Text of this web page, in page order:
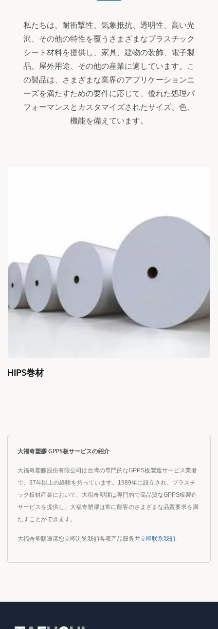
私たちは、耐衝撃性、気象抵抗、透明性、高い光
沢、その他の特性を覆うさまざまなプラスチック
シート材料を提供し、家具、建物の装飾、電子製
品、屋外用途、その他の産業に適しています。こ
の製品は、さまざまな業界のアプリケーションニ
ーズを満たすための要件に応じて、優れた処理パ
フォーマンスとカスタマイズされたサイズ、色、
機能を備えています。
HIPS巻材
大福奇塑膠 GPPS板サービスの紹介
大福奇塑膠股份有限公司は台湾の専門的なGPPS板製造サービス業者
で、37年以上の経験を持っています。1989年に設立され、プラスチ
ック板材産業において、大福奇塑膠は専門的で高品質なGPPS板製造
サービスを提供し、大福奇塑膠は常に顧客のさまざまな品質要求を満
たすことができます。
大福奇塑膠邀请您立即浏览我们各项产品服务并立即联系我们.